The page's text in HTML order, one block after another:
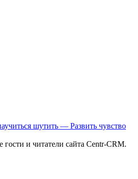
шутить — Развить чувство
гости и читатели сайта Centr-CRM.